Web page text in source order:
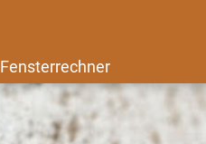
Fensterrechner